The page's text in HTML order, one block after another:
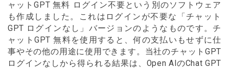
ャットGPT 無料 ログイン不要という別のソフトウェア
も作成しました。これはログインが不要な「チャット
GPT ログインなし」バージョンのようなものです。チ
ャットGPT 無料を使用すると、何の支払いもせずに仕
事やその他の用途に使用できます。当社のチャットGPT
ログインなしから得られる結果は、Open AIのChat GPT